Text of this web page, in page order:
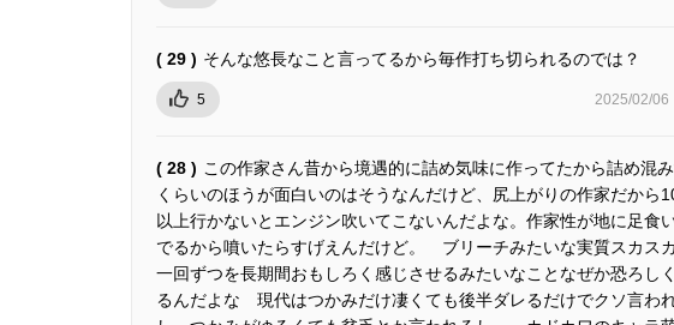
( 29 ) そんな悠長なこと言ってるから毎作打ち切られるのでは？
5 2025/02/06
( 28 ) この作家さん昔から境遇的に詰め気味に作ってたから詰め混
くらいのほうが面白いのはそうなんだけど、尻上がりの作家だから
以上行かないとエンジン吹いてこないんだよな。作家性が地に足食
でるから噴いたらすげえんだけど。 ブリーチみたいな実質スカス
一回ずつを長期間おもしろく感じさせるみたいなことなぜか恐ろし
るんだよな 現代はつかみだけ凄くても後半ダレるだけでクソ言わ